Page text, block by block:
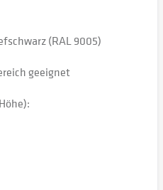
(RAL 9005)
geeignet